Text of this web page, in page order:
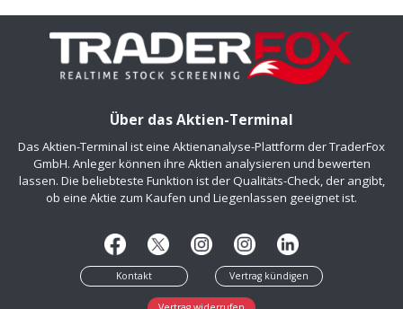
Über das Aktien-Terminal
Das Aktien-Terminal ist eine Aktienanalyse-Plattform der TraderFox
GmbH. Anleger können ihre Aktien analysieren und bewerten
lassen. Die beliebteste Funktion ist der Qualitäts-Check, der angibt,
ob eine Aktie zum Kaufen und Liegenlassen geeignet ist.
Kontakt Vertrag kündigen